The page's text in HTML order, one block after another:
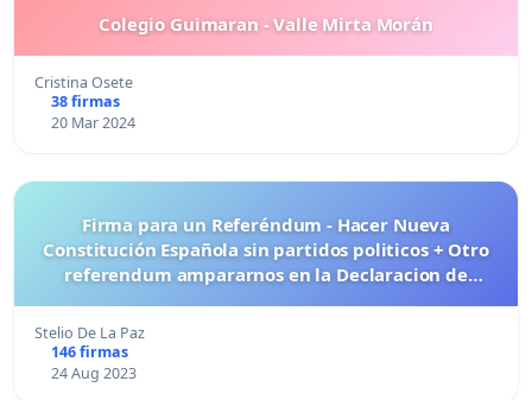
Colegio Guimaran - Valle Mirta Morán
Cristina Osete
38 firmas
20 Mar 2024
Firma para un Referéndum - Hacer Nueva
Constitución Española sin partidos politicos + Otro
referendum ampararnos en la Declaracion de
Stelio De La Paz
146 firmas
24 Aug 2023